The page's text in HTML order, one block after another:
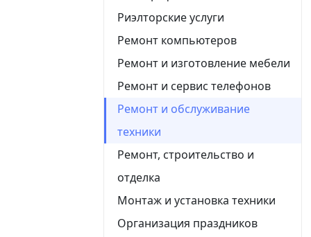
Риэлторские услуги
Ремонт компьютеров
Ремонт и изготовление мебели
Ремонт и сервис телефонов
Ремонт и обслуживание
техники
Ремонт, строительство и
отделка
Монтаж и установка техники
Организация праздников